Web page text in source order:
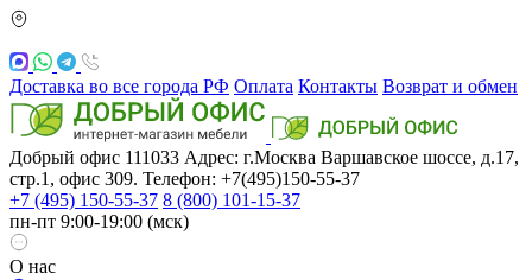
Доставка во все города РФ Оплата Контакты Возврат и обмен
Добрый офис 111033 Адрес: г.Москва Варшавское шоссе, д.17,
стр.1, офис 309. Телефон: +7(495)150-55-37
+7 (495) 150-55-37 8 (800) 101-15-37
пн-пт 9:00-19:00 (мск)
О нас